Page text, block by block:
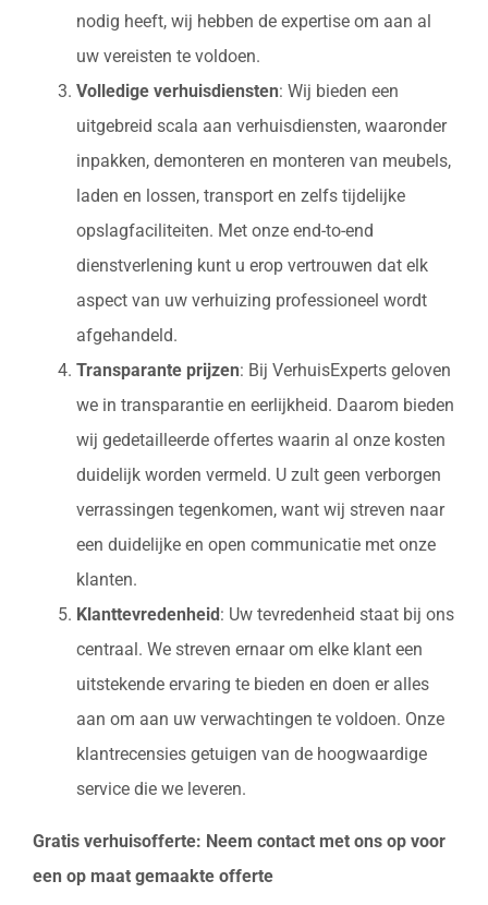
nodig heeft, wij hebben de expertise om aan al
uw vereisten te voldoen.
Volledige verhuisdiensten: Wij bieden een
uitgebreid scala aan verhuisdiensten, waaronder
inpakken, demonteren en monteren van meubels,
laden en lossen, transport en zelfs tijdelijke
opslagfaciliteiten. Met onze end-to-end
dienstverlening kunt u erop vertrouwen dat elk
aspect van uw verhuizing professioneel wordt
afgehandeld.
Transparante prijzen: Bij VerhuisExperts geloven
we in transparantie en eerlijkheid. Daarom bieden
wij gedetailleerde offertes waarin al onze kosten
duidelijk worden vermeld. U zult geen verborgen
verrassingen tegenkomen, want wij streven naar
een duidelijke en open communicatie met onze
klanten.
Klanttevredenheid : Uw tevredenheid staat bij ons
centraal. We streven ernaar om elke klant een
uitstekende ervaring te bieden en doen er alles
aan om aan uw verwachtingen te voldoen. Onze
klantrecensies getuigen van de hoogwaardige
service die we leveren.
Gratis verhuisofferte: Neem contact met ons op voor
een op maat gemaakte offerte